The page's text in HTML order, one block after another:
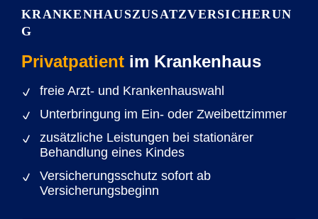
KRANKENHAUSZUSATZVERSICHERUN
G
Privatpatient im Krankenhaus
freie Arzt- und Krankenhauswahl
Unterbringung im Ein- oder Zweibettzimmer
zusätzliche Leistungen bei stationärer
Behandlung eines Kindes
Versicherungsschutz sofort ab
Versicherungsbeginn